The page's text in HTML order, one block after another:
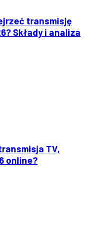
transmisję
Składy i analiza
TV,
online?